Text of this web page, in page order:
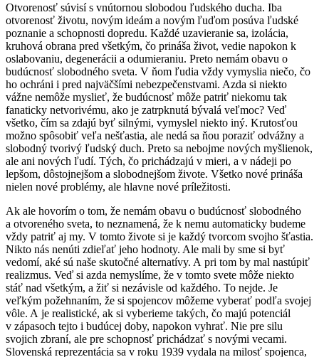
Otvorenosť súvisí s vnútornou slobodou ľudského ducha. Iba
otvorenosť životu, novým ideám a novým ľuďom posúva ľudské
poznanie a schopnosti dopredu. Každé uzavieranie sa, izolácia,
kruhová obrana pred všetkým, čo prináša život, vedie napokon k
oslabovaniu, degenerácii a odumieraniu. Preto nemám obavu o
budúcnosť slobodného sveta. V ňom ľudia vždy vymyslia niečo, čo
ho ochráni i pred najväčšími nebezpečenstvami. Azda si niekto
vážne nemôže myslieť, že budúcnosť môže patriť niekomu tak
fanaticky netvorivému, ako je zatrpknutá bývalá veľmoc? Veď
všetko, čím sa zdajú byť silnými, vymyslel niekto iný. Krutosťou
možno spôsobiť veľa nešťastia, ale nedá sa ňou poraziť odvážny a
slobodný tvorivý ľudský duch. Preto sa nebojme nových myšlienok,
ale ani nových ľudí. Tých, čo prichádzajú v mieri, a v nádeji po
lepšom, dôstojnejšom a slobodnejšom živote. Všetko nové prináša
nielen nové problémy, ale hlavne nové príležitosti.
Ak ale hovorím o tom, že nemám obavu o budúcnosť slobodného
a otvoreného sveta, to neznamená, že k nemu automaticky budeme
vždy patriť aj my. V tomto živote si je každý tvorcom svojho šťastia.
Nikto nás nenúti zdieľať jeho hodnoty. Ale mali by sme si byť
vedomí, aké sú naše skutočné alternatívy. A pri tom by mal nastúpiť
realizmus. Veď si azda nemyslíme, že v tomto svete môže niekto
stáť nad všetkým, a žiť si nezávisle od každého. To nejde. Je
veľkým požehnaním, že si spojencov môžeme vyberať podľa svojej
vôle. A je realistické, ak si vyberieme takých, čo majú potenciál
v zápasoch tejto i budúcej doby, napokon vyhrať. Nie pre silu
svojich zbraní, ale pre schopnosť prichádzať s novými vecami.
Slovenská reprezentácia sa v roku 1939 vydala na milosť spojenca,